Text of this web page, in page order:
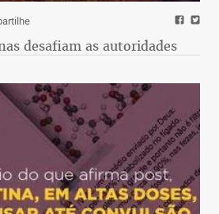
desafiam as autoridades